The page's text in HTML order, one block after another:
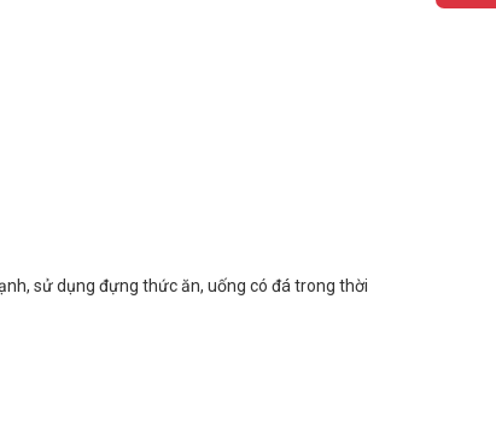
sử dụng đựng thức ăn, uống có đá trong thời